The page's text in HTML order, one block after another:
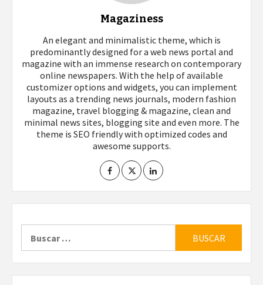
Magaziness
An elegant and minimalistic theme, which is
predominantly designed for a web news portal and
magazine with an immense research on contemporary
online newspapers. With the help of available
customizer options and widgets, you can implement
layouts as a trending news journals, modern fashion
magazine, travel blogging & magazine, clean and
minimal news sites, blogging site and even more. The
theme is SEO friendly with optimized codes and
awesome supports.